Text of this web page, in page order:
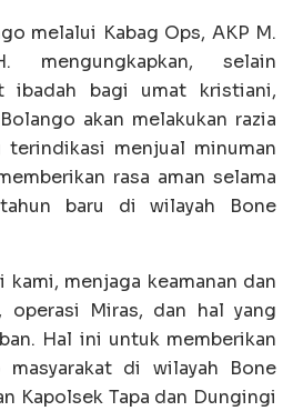
melalui Kabag Ops, AKP M.
mengungkapkan, selain
ibadah bagi umat kristiani,
akan melakukan razia
menjual minuman
rasa aman selama
baru di wilayah Bone
kami, menjaga keamanan dan
operasi Miras, dan hal yang
Hal ini untuk memberikan
masyarakat di wilayah Bone
Kapolsek Tapa dan Dungingi